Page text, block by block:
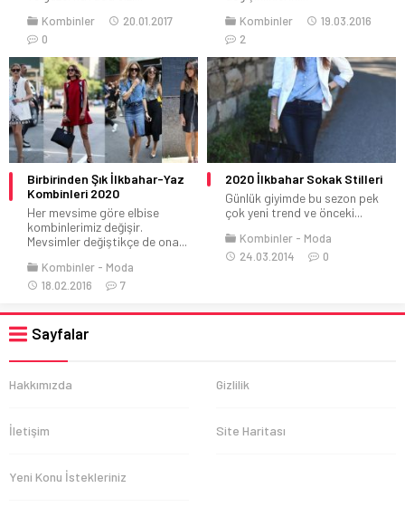
Kombinler
20.01.2017
0
Kombinler
19.03.2016
2
Birbirinden Şık İlkbahar-Yaz
Kombinleri 2020
Her mevsime göre elbise
kombinlerimiz değişir.
Mevsimler değiştikçe de ona...
Kombinler
Moda
18.02.2016
7
2020 İlkbahar Sokak Stilleri
Günlük giyimde bu sezon pek
çok yeni trend ve önceki...
Kombinler
Moda
24.03.2014
0
Sayfalar
Hakkımızda Gizlilik
İletişim Site Haritası
Yeni Konu İstekleriniz